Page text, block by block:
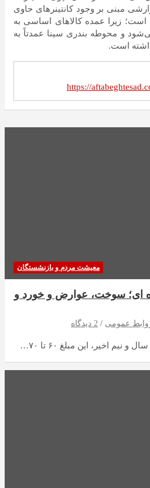
مبنی بر وجود کانتینر‌های حاوی
است؛ زیرا عمده کالا‌های اساسی به
و محوطه بندری سینا عمدتاً به
است.
https://
معیشت مردم و بازنشستگان
ای؛ سوخت، عوارض و خورد و
عمومی 2 دیدگاه
اخیر، این مبلغ ۶۰ تا ۷۰…